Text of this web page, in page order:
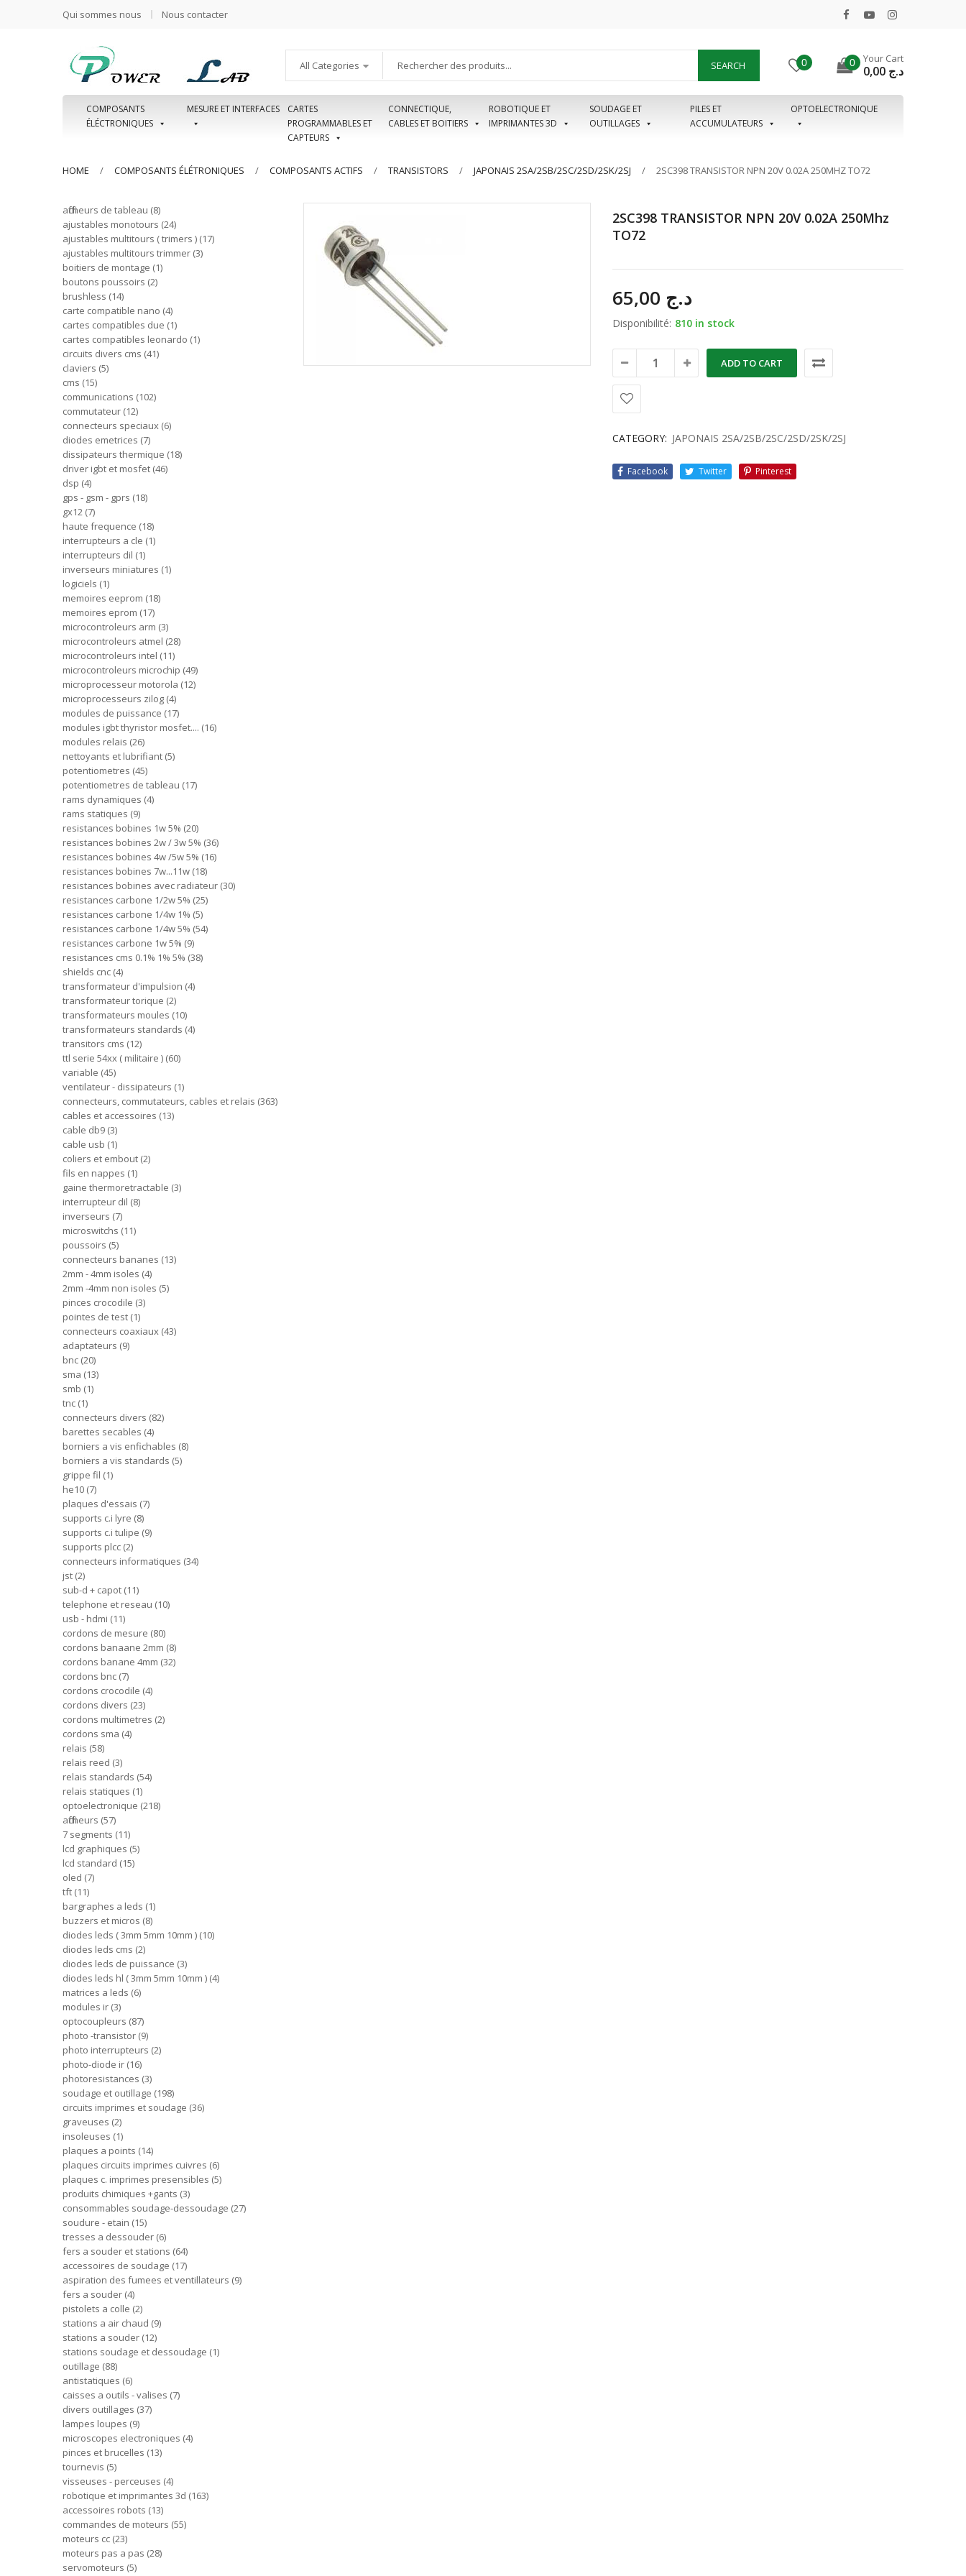
Qui sommes nous Nous contacter
All Categories SEARCH 0 0 Your Cart
د.ج
COMPOSANTS
ÉLÉCTRONIQUES
MESURE ET INTERFACES
CARTES
PROGRAMMABLES ET
CAPTEURS
CONNECTIQUE,
CABLES ET BOITIERS
ROBOTIQUE ET
IMPRIMANTES 3D
SOUDAGE ET
OUTILLAGES
PILES ET
ACCUMULATEURS
OPTOELECTRONIQUE
HOME COMPOSANTS ÉLÉTRONIQUES COMPOSANTS ACTIFS TRANSISTORS JAPONAIS 2SA/2SB/2SC/2SD/2SK/2SJ 2SC398 TRANSISTOR NPN 20V 0.02A 250MHZ TO72
2SC398 TRANSISTOR NPN 20V 0.02A 250Mhz
TO72
د.ج
Disponibilité: 810 in stock
ADD TO CART
CATEGORY: JAPONAIS 2SA/2SB/2SC/2SD/2SK/2SJ
Facebook Twitter Pinterest
afficheurs de tableau 8
ajustables monotours 24
ajustables multitours ( trimers ) 17
ajustables multitours trimmer 3
boitiers de montage 1
boutons poussoirs 2
brushless 14
carte compatible nano 4
cartes compatibles due 1
cartes compatibles leonardo 1
circuits divers cms 41
claviers 5
cms 15
communications 102
commutateur 12
connecteurs speciaux 6
diodes emetrices 7
dissipateurs thermique 18
driver igbt et mosfet 46
dsp 4
gps - gsm - gprs 18
gx12 7
haute frequence 18
interrupteurs a cle 1
interrupteurs dil 1
inverseurs miniatures 1
logiciels 1
memoires eeprom 18
memoires eprom 17
microcontroleurs arm 3
microcontroleurs atmel 28
microcontroleurs intel 11
microcontroleurs microchip 49
microprocesseur motorola 12
microprocesseurs zilog 4
modules de puissance 17
modules igbt thyristor mosfet.... 16
modules relais 26
nettoyants et lubrifiant 5
potentiometres 45
potentiometres de tableau 17
rams dynamiques 4
rams statiques 9
resistances bobines 1w 5% 20
resistances bobines 2w / 3w 5% 36
resistances bobines 4w /5w 5% 16
resistances bobines 7w...11w 18
resistances bobines avec radiateur 30
resistances carbone 1/2w 5% 25
resistances carbone 1/4w 1% 5
resistances carbone 1/4w 5% 54
resistances carbone 1w 5% 9
resistances cms 0.1% 1% 5% 38
shields cnc 4
transformateur d'impulsion 4
transformateur torique 2
transformateurs moules 10
transformateurs standards 4
transitors cms 12
ttl serie 54xx ( militaire ) 60
variable 45
ventilateur - dissipateurs 1
connecteurs, commutateurs, cables et relais 363
cables et accessoires 13
cable db9 3
cable usb 1
coliers et embout 2
fils en nappes 1
gaine thermoretractable 3
interrupteur dil 8
inverseurs 7
microswitchs 11
poussoirs 5
connecteurs bananes 13
2mm - 4mm isoles 4
2mm -4mm non isoles 5
pinces crocodile 3
pointes de test 1
connecteurs coaxiaux 43
adaptateurs 9
bnc 20
sma 13
smb 1
tnc 1
connecteurs divers 82
barettes secables 4
borniers a vis enfichables 8
borniers a vis standards 5
grippe fil 1
he10 7
plaques d'essais 7
supports c.i lyre 8
supports c.i tulipe 9
supports plcc 2
connecteurs informatiques 34
jst 2
sub-d + capot 11
telephone et reseau 10
usb - hdmi 11
cordons de mesure 80
cordons banaane 2mm 8
cordons banane 4mm 32
cordons bnc 7
cordons crocodile 4
cordons divers 23
cordons multimetres 2
cordons sma 4
relais 58
relais reed 3
relais standards 54
relais statiques 1
optoelectronique 218
afficheurs 57
7 segments 11
lcd graphiques 5
lcd standard 15
oled 7
tft 11
bargraphes a leds 1
buzzers et micros 8
diodes leds ( 3mm 5mm 10mm ) 10
diodes leds cms 2
diodes leds de puissance 3
diodes leds hl ( 3mm 5mm 10mm ) 4
matrices a leds 6
modules ir 3
optocoupleurs 87
photo -transistor 9
photo interrupteurs 2
photo-diode ir 16
photoresistances 3
soudage et outillage 198
circuits imprimes et soudage 36
graveuses 2
insoleuses 1
plaques a points 14
plaques circuits imprimes cuivres 6
plaques c. imprimes presensibles 5
produits chimiques +gants 3
consommables soudage-dessoudage 27
soudure - etain 15
tresses a dessouder 6
fers a souder et stations 64
accessoires de soudage 17
aspiration des fumees et ventillateurs 9
fers a souder 4
pistolets a colle 2
stations a air chaud 9
stations a souder 12
stations soudage et dessoudage 1
outillage 88
antistatiques 6
caisses a outils - valises 7
divers outillages 37
lampes loupes 9
microscopes electroniques 4
pinces et brucelles 13
tournevis 5
visseuses - perceuses 4
robotique et imprimantes 3d 163
accessoires robots 13
commandes de moteurs 55
moteurs cc 23
moteurs pas a pas 28
servomoteurs 5